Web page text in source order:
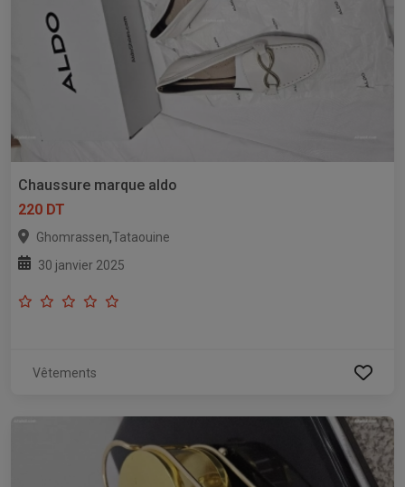
Chaussure marque aldo
220 DT
Ghomrassen,Tataouine
30 janvier 2025
Vêtements